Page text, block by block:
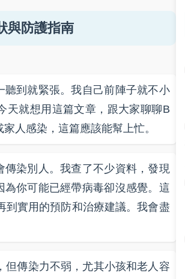
與防護指南
到就緊張。我自己前陣子就不小
天就想用這篇文章，跟大家聊聊B
人感染，這篇應該能幫上忙。
染別人。我查了不少資料，發現
你可能已經帶病毒卻沒感覺。這
到實用的預防和治療建議。我會盡
傳染力不弱，尤其小孩和老人容